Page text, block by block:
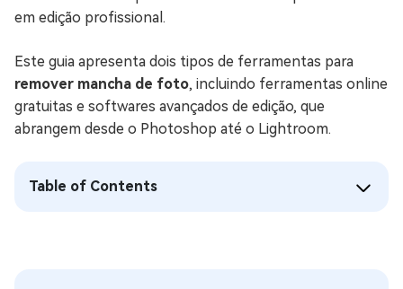
em edição profissional.
Este guia apresenta dois tipos de ferramentas para
remover mancha de foto, incluindo ferramentas online
gratuitas e softwares avançados de edição, que
abrangem desde o Photoshop até o Lightroom.
Table of Contents